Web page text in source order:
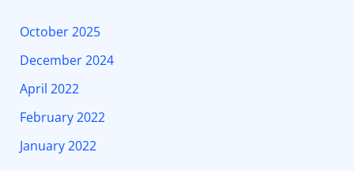
October 2025
December 2024
April 2022
February 2022
January 2022